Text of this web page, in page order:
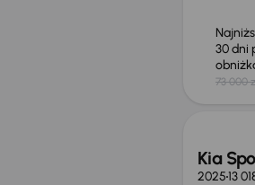
30 dni
73 000
Kia
202513